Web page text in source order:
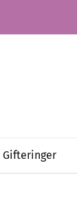
Gifteringer